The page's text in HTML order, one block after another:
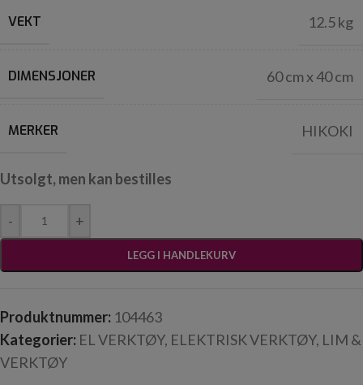
VEKT 12.5 kg
DIMENSJONER 60 cm x 40 cm
MERKER HIKOKI
Utsolgt, men kan bestilles
- +
LEGG I HANDLEKURV
Produktnummer: 104463
Kategorier: EL VERKTØY, ELEKTRISK VERKTØY, LIM &
VERKTØY